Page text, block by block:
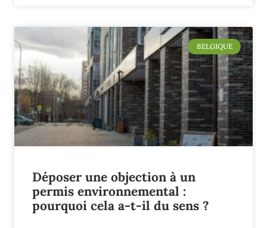
BELGIQUE
Déposer une objection à un
permis environnemental :
pourquoi cela a-t-il du sens ?